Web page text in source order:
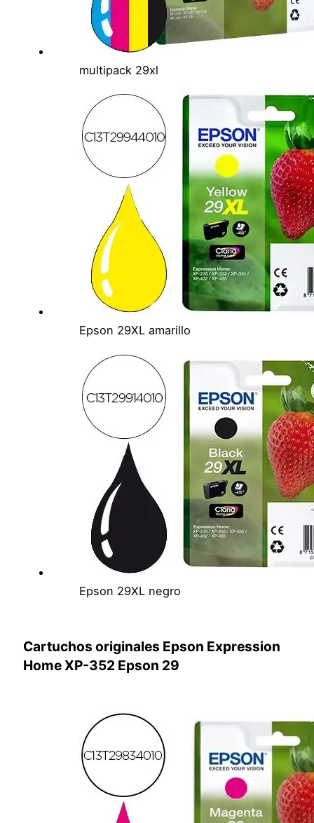
multipack 29xl
Epson 29XL amarillo
Epson 29XL negro
Cartuchos originales Epson Expression
Home XP-352 Epson 29